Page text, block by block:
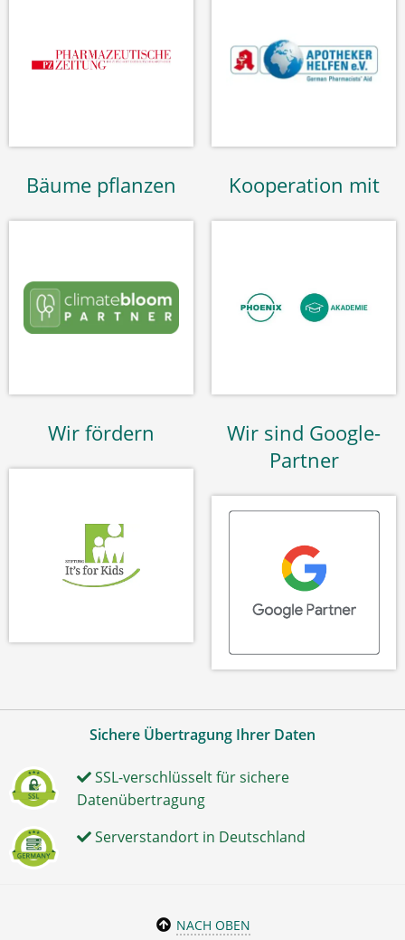
Bäume pflanzen Kooperation mit
Wir fördern
Wir sind Google-
Partner
Sichere Übertragung Ihrer Daten
SSL-verschlüsselt für sichere
Datenübertragung
Serverstandort in Deutschland
NACH OBEN